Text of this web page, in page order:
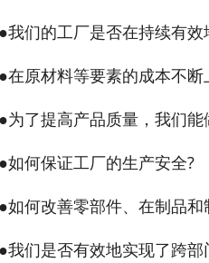
的工厂是否在持续有效
材料等要素的成本不断
提高产品质量，我们能
保证工厂的生产安全?
改善零部件、在制品和
是否有效地实现了跨部